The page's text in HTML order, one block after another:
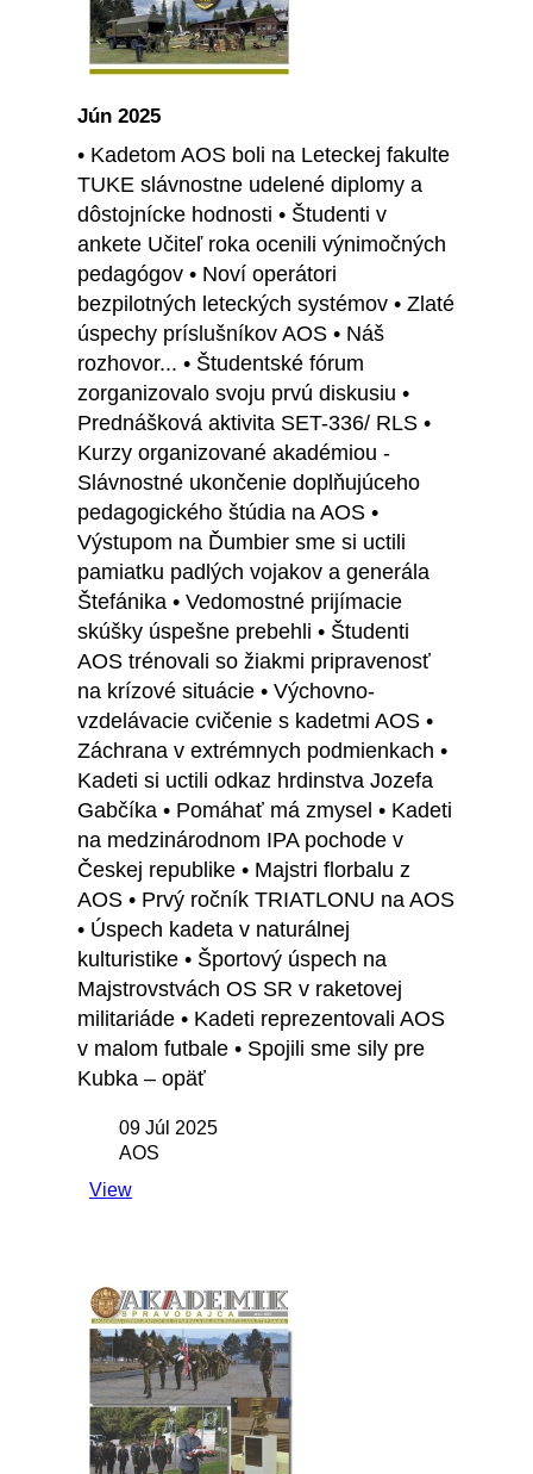
Jún 2025
• Kadetom AOS boli na Leteckej fakulte
TUKE slávnostne udelené diplomy a
dôstojnícke hodnosti • Študenti v
ankete Učiteľ roka ocenili výnimočných
pedagógov • Noví operátori
bezpilotných leteckých systémov • Zlaté
úspechy príslušníkov AOS • Náš
rozhovor... • Študentské fórum
zorganizovalo svoju prvú diskusiu •
Prednášková aktivita SET-336/ RLS •
Kurzy organizované akadémiou -
Slávnostné ukončenie doplňujúceho
pedagogického štúdia na AOS •
Výstupom na Ďumbier sme si uctili
pamiatku padlých vojakov a generála
Štefánika • Vedomostné prijímacie
skúšky úspešne prebehli • Študenti
AOS trénovali so žiakmi pripravenosť
na krízové situácie • Výchovno-
vzdelávacie cvičenie s kadetmi AOS •
Záchrana v extrémnych podmienkach •
Kadeti si uctili odkaz hrdinstva Jozefa
Gabčíka • Pomáhať má zmysel • Kadeti
na medzinárodnom IPA pochode v
Českej republike • Majstri florbalu z
AOS • Prvý ročník TRIATLONU na AOS
• Úspech kadeta v naturálnej
kulturistike • Športový úspech na
Majstrovstvách OS SR v raketovej
militariáde • Kadeti reprezentovali AOS
v malom futbale • Spojili sme sily pre
Kubka – opäť
09 Júl 2025
AOS
View